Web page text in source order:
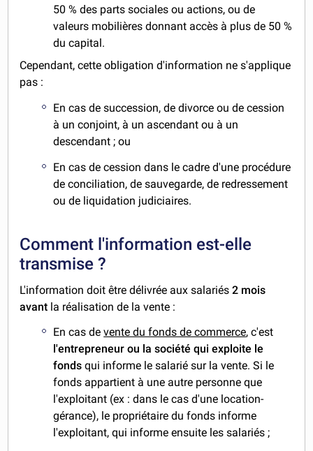
50 % des parts sociales ou actions, ou de
valeurs mobilières donnant accès à plus de 50 %
du capital.
Cependant, cette obligation d'information ne s'applique
pas :
En cas de succession, de divorce ou de cession
à un conjoint, à un ascendant ou à un
descendant ; ou
En cas de cession dans le cadre d'une procédure
de conciliation, de sauvegarde, de redressement
ou de liquidation judiciaires.
Comment l'information est-elle
transmise ?
L'information doit être délivrée aux salariés2 mois
avant la réalisation de la vente :
En cas devente du fonds de commerce, c'est
l'entrepreneur ou la société qui exploite le
fonds qui informe le salarié sur la vente. Si le
fonds appartient à une autre personne que
l'exploitant (ex : dans le cas d'une location-
gérance), le propriétaire du fonds informe
l'exploitant, qui informe ensuite les salariés ;